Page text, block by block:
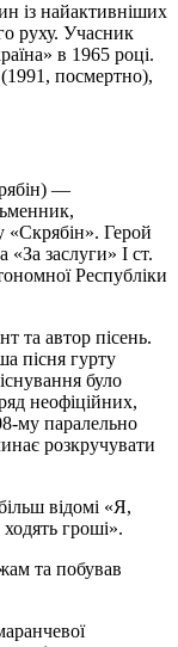
із найактивніших
руху. Учасник
в 1965 році.
посмертно),
—
«Скрябін». Герой
заслуги» I ст.
Республіки
та автор пісень.
пісня гурту
було
неофіційних,
му паралельно
розкручувати
відомі «Я,
гроші».
та побував